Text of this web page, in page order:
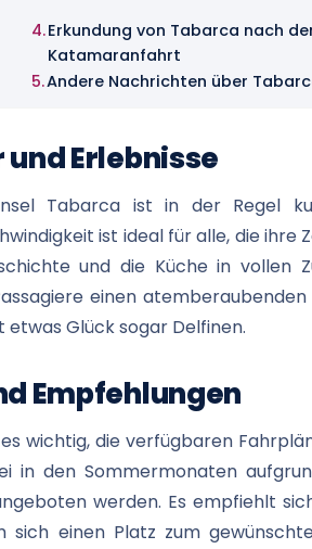
Erkundung von Tabarca nach
Katamaranfahrt
Andere Nachrichten über
Erlebnisse
Tabarca ist in der Regel
ist ideal für alle, die ihre
und die Küche in vollen
einen
Glück sogar Delfinen.
Empfehlungen
wichtig, die verfügbaren
in den Sommermonaten
werden. Es empfiehlt
sich einen Platz zum